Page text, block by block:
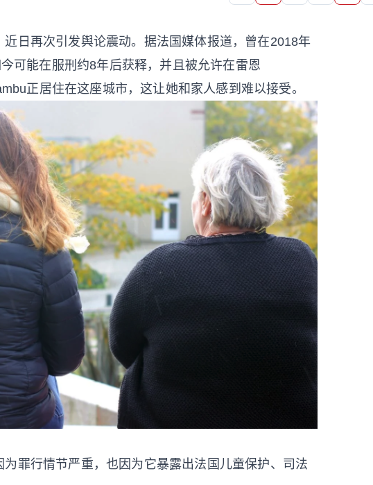
日再次引发舆论震动。据法国媒体报道，曾在2018年
可能在服刑约8年后获释，并且被允许在雷恩
正居住在这座城市，这让她和家人感到难以接受。
为罪行情节严重，也因为它暴露出法国儿童保护、司法